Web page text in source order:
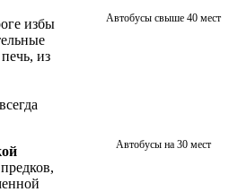
избы
из
Автобусы свыше 40 мест
Автобусы на 30 мест